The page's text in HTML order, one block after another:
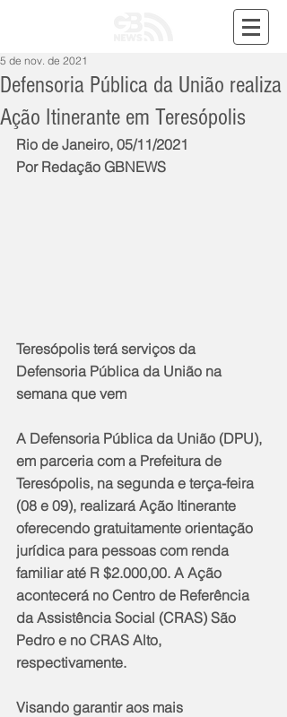
Defensoria Pública da União realiza
Ação Itinerante em Teresópolis
5 de nov. de 2021
Rio de Janeiro, 05/11/2021
Por Redação GBNEWS
Teresópolis terá serviços da
Defensoria Pública da União na
semana que vem
A Defensoria Pública da União (DPU),
em parceria com a Prefeitura de
Teresópolis, na segunda e terça-feira
(08 e 09), realizará Ação Itinerante
oferecendo gratuitamente orientação
jurídica para pessoas com renda
familiar até R $2.000,00. A Ação
acontecerá no Centro de Referência
da Assistência Social (CRAS) São
Pedro e no CRAS Alto,
respectivamente.
Visando garantir aos mais